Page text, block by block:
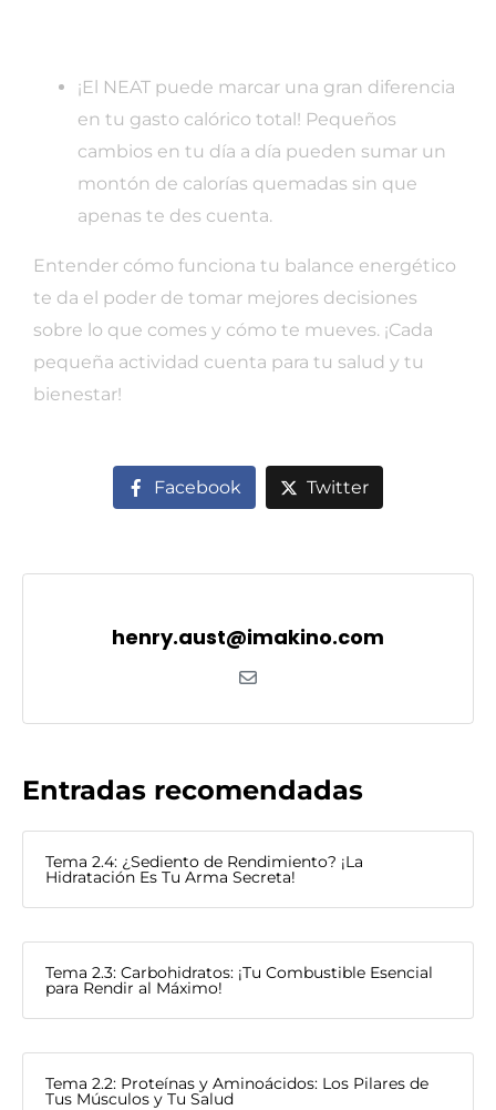
¡El NEAT puede marcar una gran diferencia
en tu gasto calórico total! Pequeños
cambios en tu día a día pueden sumar un
montón de calorías quemadas sin que
apenas te des cuenta.
Entender cómo funciona tu balance energético
te da el poder de tomar mejores decisiones
sobre lo que comes y cómo te mueves. ¡Cada
pequeña actividad cuenta para tu salud y tu
bienestar!
Facebook Twitter
henry.aust@imakino.com
Entradas recomendadas
Tema 2.4: ¿Sediento de Rendimiento? ¡La
Hidratación Es Tu Arma Secreta!
Tema 2.3: Carbohidratos: ¡Tu Combustible Esencial
para Rendir al Máximo!
Tema 2.2: Proteínas y Aminoácidos: Los Pilares de
Tus Músculos y Tu Salud